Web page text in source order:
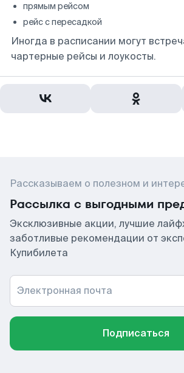
прямым рейсом
рейс с пересадкой
Иногда в расписании могут
чартерные рейсы и лоукосты.
Рассказываем о полезном и
Рассылка с выгодными
Эксклюзивные акции, лучшие
заботливые рекомендации от
Купибилета
Электронная почта
Подписаться